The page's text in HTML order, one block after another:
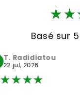
★★
Basé sur
T. Radidiatou
22 jul, 2026
★★★★